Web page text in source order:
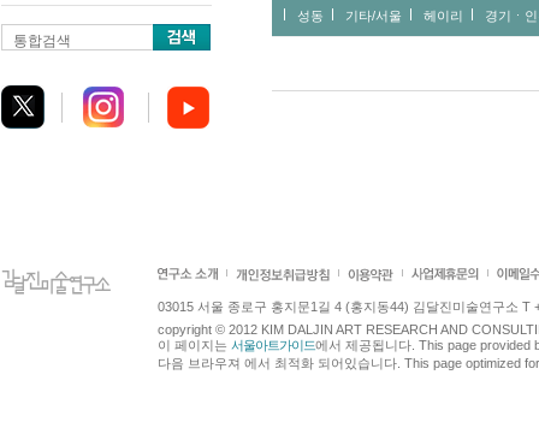
통합검색
성동
기타/서울 헤이리 경기ㆍ
03015 서울 종로구 홍지문1길 4 (홍지동44) 김달진미술연구소 T
copyright © 2012 KIM DALJIN ART RESEARCH AND
이 페이지는 서울아트가이드에서 제공됩니다. This page provided
다음 브라우져 에서 최적화 되어있습니다. This page optimized